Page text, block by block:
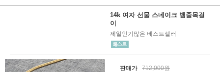
14k 여자 선물 스네이크 뱀줄목걸
이
제일인기많은 베스트셀러
판매가
712,000원